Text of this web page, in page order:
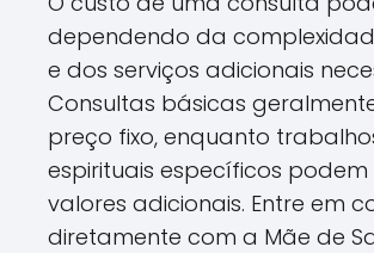
dependendo da
e dos serviços adicionais
Consultas básicas
preço fixo, enquanto
espirituais específicos
valores adicionais. Entre em
diretamente com a Mãe de